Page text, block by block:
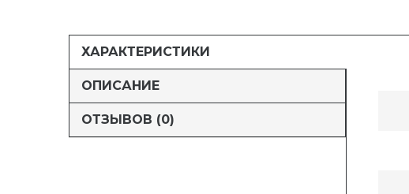
ХАРАКТЕРИСТИКИ
ОПИСАНИЕ
ОТЗЫВОВ (0)